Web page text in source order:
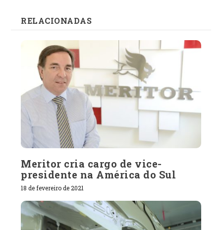
RELACIONADAS
Meritor cria cargo de vice-
presidente na América do Sul
18 de fevereiro de 2021